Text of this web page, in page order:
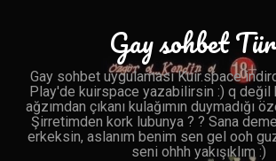
Gay sohbet
Gay sohbet uygulaması Kuir.space
Play'de kuirspace yazabilirsin :) q değil
ağzımdan çıkanı kulağımın duymadığı
Şirretimden kork lubunya ? ? Sana
erkeksin, aslanım benim sen gel ooh
seni ohhh yakışıklım :)